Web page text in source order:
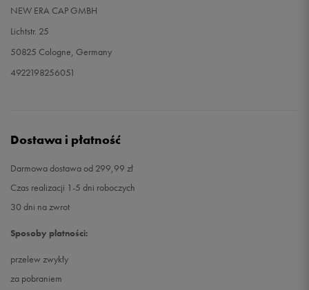
NEW ERA CAP GMBH
Lichtstr. 25
50825 Cologne, Germany
4922198256051
Dostawa i płatność
Darmowa dostawa od 299,99 zł
Czas realizacji 1-5 dni roboczych
30 dni na zwrot
Sposoby płatności:
przelew zwykły
za pobraniem